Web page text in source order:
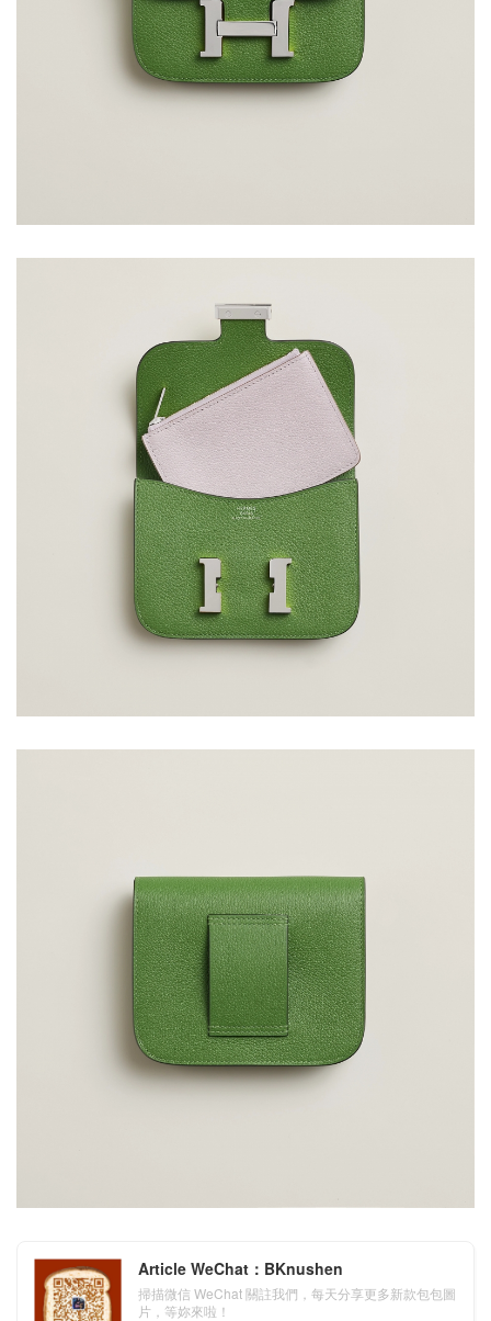
Article WeChat：BKnushen
掃描微信 WeChat 關註我們，每天分享更多新款包包圖
片，等妳來啦！